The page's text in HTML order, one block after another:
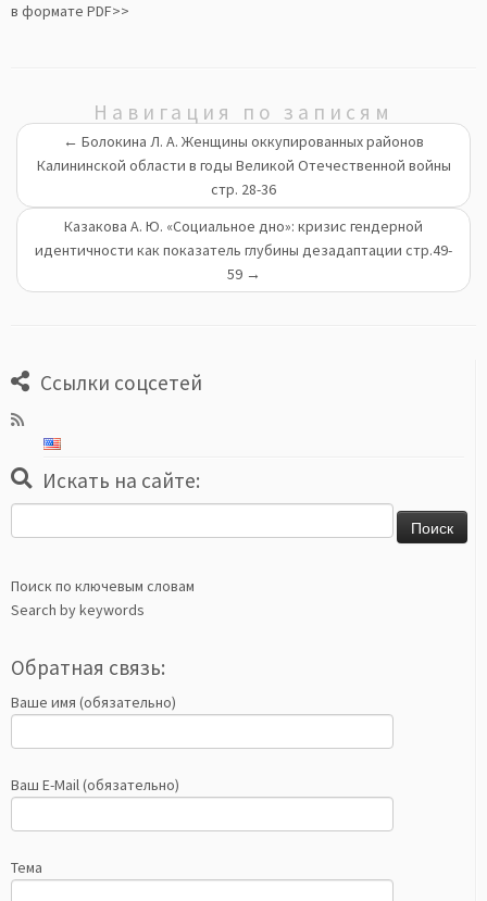
в формате PDF>>
Навигация по записям
← Болокина Л. А. Женщины оккупированных районов
Калининской области в годы Великой Отечественной войны
стр. 28-36
Казакова А. Ю. «Социальное дно»: кризис гендерной
идентичности как показатель глубины дезадаптации стр.49-
59 →
Ссылки соцсетей
Искать на сайте:
Поиск по ключевым словам
Search by keywords
Обратная связь:
Ваше имя (обязательно)
Ваш E-Mail (обязательно)
Тема